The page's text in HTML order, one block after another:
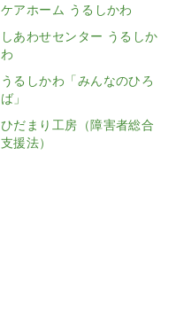
ケアホーム うるしかわ
しあわせセンター うるしか
わ
うるしかわ「みんなのひろ
ば」
ひだまり工房（障害者総合
支援法）